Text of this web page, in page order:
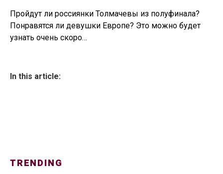
Пройдут ли россиянки Толмачевы из полуфинала?
Понравятся ли девушки Европе? Это можно будет
узнать очень скоро…
In this article:
TRENDING